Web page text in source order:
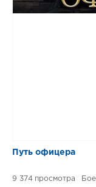
​​Путь офицера
9 374